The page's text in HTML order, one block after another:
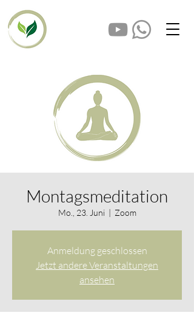
Montagsmeditation
Mo., 23. Juni
  |
Zoom
Anmeldung geschlossen
Jetzt andere Veranstaltungen
ansehen